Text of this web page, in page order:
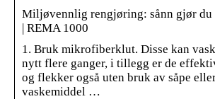
Miljøvennlig rengjøring: sånn gjør du
| REMA 1000
1. Bruk mikrofiberklut. Disse kan
nytt flere ganger, i tillegg er de
og flekker også uten bruk av såpe
vaskemiddel …